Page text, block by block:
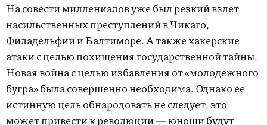
На совести миллениалов уже был резкий взлет
насильственных преступлений в Чикаго,
Филадельфии и Балтиморе. А также хакерские
атаки с целью похищения государственной тайны.
Новая война с целью избавления от «молодежного
бугра» была совершенно необходима. Однако ее
истинную цель обнародовать не следует, это
может привести к революции — юноши будут